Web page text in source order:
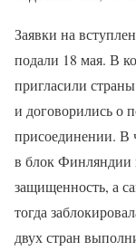
Заявки на
подали 18 мая. В
пригласили
и договорились о
присоединении. В
в блок
защищенность, а
тогда
двух стран